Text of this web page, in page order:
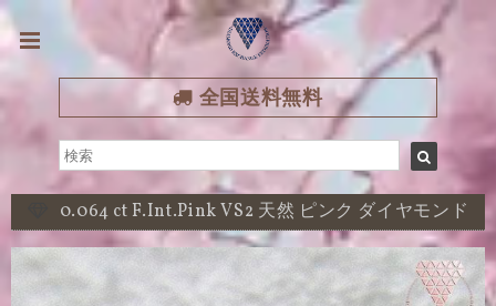
全国送料無料
0.064 ct F.Int.Pink VS2 天然 ピンク ダイヤモンド